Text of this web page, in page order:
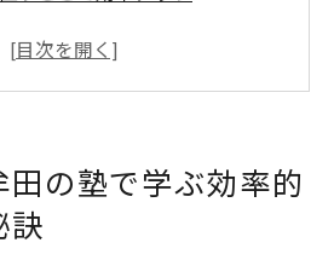
の時間配分のコツ
大限に引き出す
管理術で学習効率を向上させ
の塾で学ぶ効率的
訣